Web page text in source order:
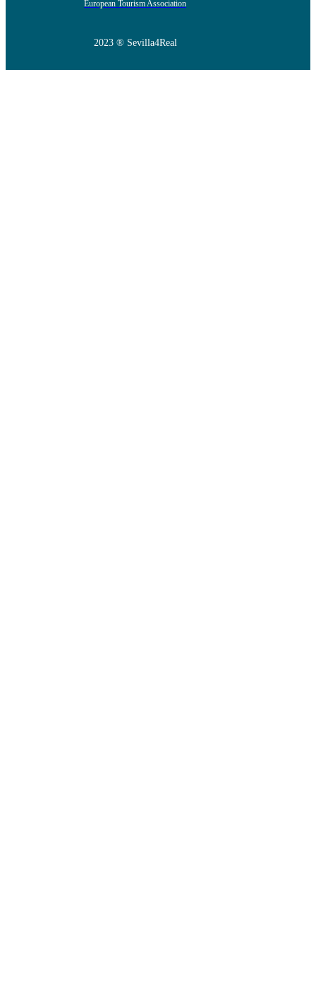
European Tourism Association
2023 ® Sevilla4Real